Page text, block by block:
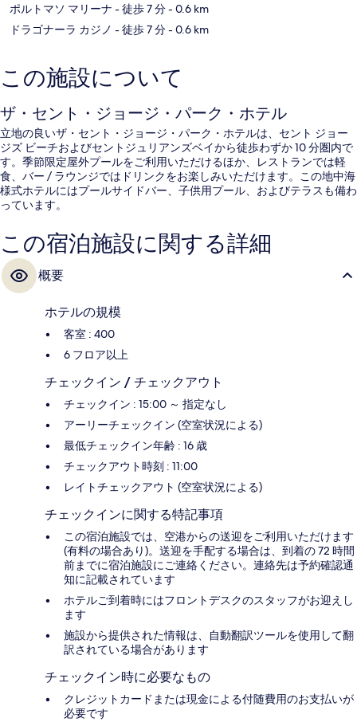
ポルトマソ マリーナ - 徒歩 7 分- 0.6 km
ドラゴナーラ カジノ - 徒歩 7 分- 0.6 km
この施設について
ザ・セント・ジョージ・パーク・ホテル
立地の良いザ・セント・ジョージ・パーク・ホテルは、セント ジョー
ジズ ビーチおよびセントジュリアンズベイから徒歩わずか 10 分圏内で
す。季節限定屋外プールをご利用いただけるほか、レストランでは軽
食、バー / ラウンジではドリンクをお楽しみいただけます。この地中海
様式ホテルにはプールサイドバー、子供用プール、およびテラスも備わ
っています。
この宿泊施設に関する詳細
概要
ホテルの規模
客室 : 400
6 フロア以上
チェックイン / チェックアウト
チェックイン : 15:00 ～ 指定なし
アーリーチェックイン (空室状況による)
最低チェックイン年齢 : 16 歳
チェックアウト時刻 : 11:00
レイトチェックアウト (空室状況による)
チェックインに関する特記事項
この宿泊施設では、空港からの送迎をご利用いただけます
(有料の場合あり)。送迎を手配する場合は、到着の 72 時間
前までに宿泊施設にご連絡ください。連絡先は予約確認通
知に記載されています
ホテルご到着時にはフロントデスクのスタッフがお迎えし
ます
施設から提供された情報は、自動翻訳ツールを使用して翻
訳されている場合があります
チェックイン時に必要なもの
クレジットカードまたは現金による付随費用のお支払いが
必要です